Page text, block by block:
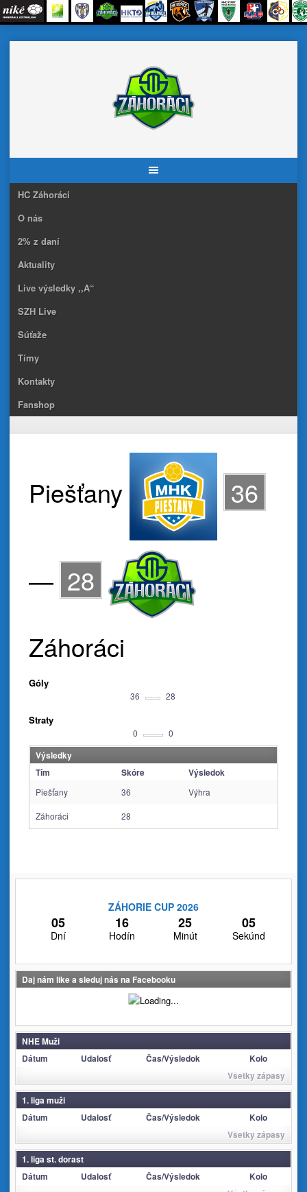
HC Záhoráci
O nás
2% z daní
Aktuality
Live výsledky ,,A“
SZH Live
Súťaže
Tímy
Kontakty
Fanshop
Piešťany 36
— 28
Záhoráci
Góly
36 28
Straty
0 0
Výsledky
Tím
Skóre Výsledok
Piešťany 36 Výhra
Záhoráci 28
ZÁHORIE CUP 2026
05
Dní
16
Hodín
25
Minút
05
Sekúnd
Daj nám like a sleduj nás na Facebooku
NHE Muži
Dátum
Udalosť Čas/Výsledok
Kolo
Všetky zápasy
1. liga muži
Dátum
Udalosť Čas/Výsledok
Kolo
Všetky zápasy
1. liga st. dorast
Dátum
Udalosť Čas/Výsledok
Kolo